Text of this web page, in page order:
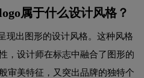
属于什么设计风格？
现出图形的设计风格。这种风格
，设计师在标志中融合了图形的
审美特征，又突出品牌的独特个